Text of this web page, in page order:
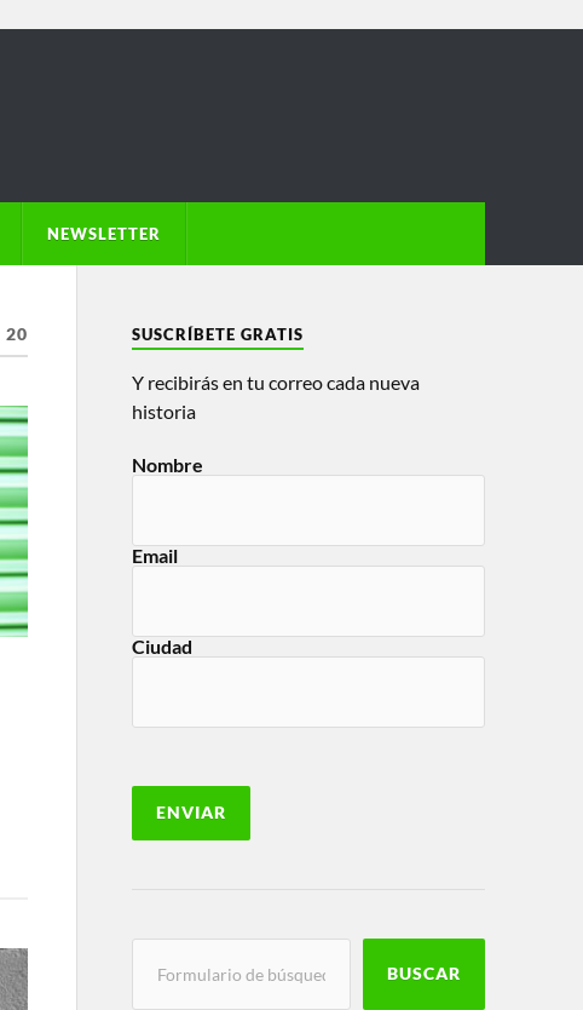
NEWSLETTER
20 SUSCRÍBETE GRATIS
Y recibirás en tu correo cada nueva
historia
Nombre
Email
Ciudad
BUSCAR